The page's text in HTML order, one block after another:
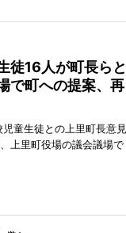
徒16人が町長らと
町への提案、再
児童生徒との上里町長意見
上里町役場の議会議場で